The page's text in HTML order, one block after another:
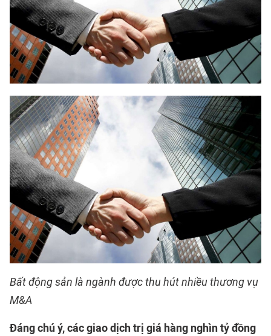
Bất động sản là ngành được thu hút nhiều thương vụ
M&A
Đáng chú ý, các giao dịch trị giá hàng nghìn tỷ đồng